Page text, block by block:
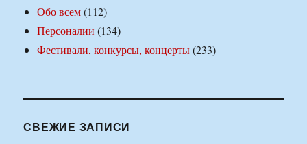
Обо всем(112)
Персоналии (134)
Фестивали, конкурсы, концерты(233)
СВЕЖИЕ ЗАПИСИ